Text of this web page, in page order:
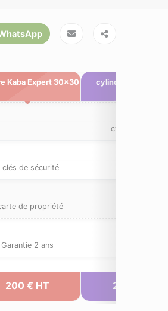
Kaba Expert 30x30
cylindre Kaba
cylindre kaba
clés de sécurité
de propriété
Garantie 2 ans
200 € HT 200 € HT